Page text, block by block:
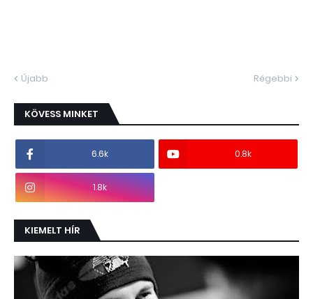
Újabb Régebbi
KÖVESS MINKET
6.6k 0.8k
1.8k
KIEMELT HÍR